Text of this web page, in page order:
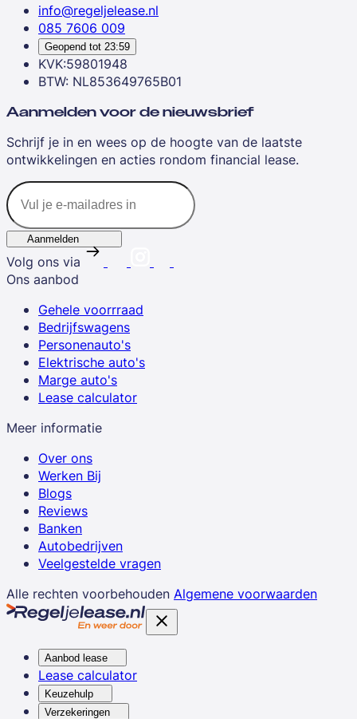
info@regeljelease.nl
085 7606 009
Geopend tot 23:59
KVK:59801948
BTW: NL853649765B01
Aanmelden voor de nieuwsbrief
Schrijf je in en wees op de hoogte van de laatste
ontwikkelingen en acties rondom financial lease.
Aanmelden
Volg ons via
Ons aanbod
Gehele voorrraad
Bedrijfswagens
Personenauto's
Elektrische auto's
Marge auto's
Lease calculator
Meer informatie
Over ons
Werken Bij
Blogs
Reviews
Banken
Autobedrijven
Veelgestelde vragen
Alle rechten voorbehouden Algemene voorwaarden
Aanbod lease
Lease calculator
Keuzehulp
Verzekeringen